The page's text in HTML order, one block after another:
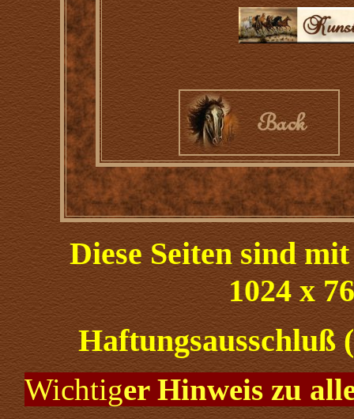
Diese Seiten sind
1024 x
Haftungsausschluß
Wichtiger Hinweis zu